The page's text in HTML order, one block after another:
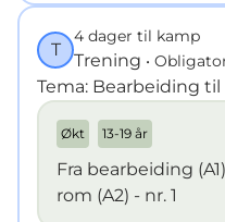
T
4 dager til kamp
Trening •
Tema: Bearbeiding
Økt 13-19 år
Fra bearbeiding
rom (A2) - nr. 1